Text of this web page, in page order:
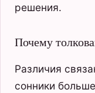
решения.
Почему
Различия
сонники